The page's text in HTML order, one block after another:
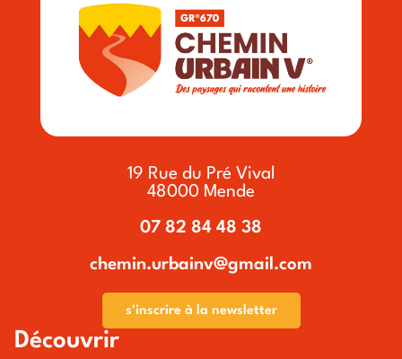
19 Rue du Pré Vival
48000 Mende
07 82 84 48 38
chemin.urbainv@gmail.com
s'inscrire à la newsletter
Découvrir